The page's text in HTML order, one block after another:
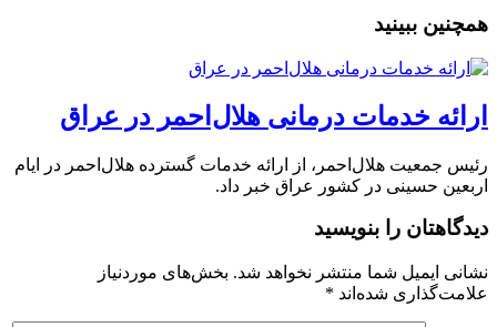
همچنین ببینید
ارائه خدمات درمانی هلال‌احمر در عراق
رئیس جمعیت هلال‌احمر، از ارائه خدمات گسترده هلال‌احمر در ایام
اربعین حسینی در کشور عراق خبر داد.
دیدگاهتان را بنویسید
نشانی ایمیل شما منتشر نخواهد شد. بخش‌های موردنیاز
علامت‌گذاری شده‌اند *